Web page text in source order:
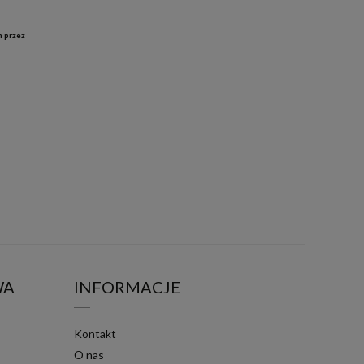
przez
INFORMACJE
Kontakt
O nas